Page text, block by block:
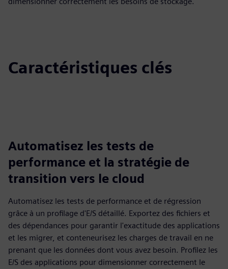
Caractéristiques clés
Automatisez les tests de
performance et la stratégie de
transition vers le cloud
Automatisez les tests de performance et de régression
grâce à un profilage d'E/S détaillé. Exportez des fichiers et
des dépendances pour garantir l'exactitude des applications
et les migrer, et conteneurisez les charges de travail en ne
prenant que les données dont vous avez besoin. Profilez les
E/S des applications pour dimensionner correctement le